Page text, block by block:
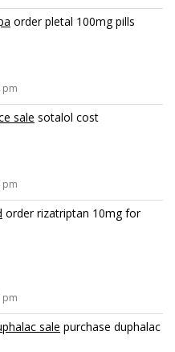
order pletal 100mg pills
pm
sale sotalol cost
pm
order rizatriptan 10mg for
pm
sale purchase duphalac